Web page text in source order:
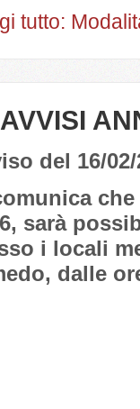
tutto:
AVVISI
del 16/02/
sarà
i locali
dalle